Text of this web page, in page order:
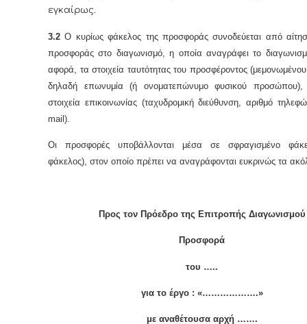
εγκαίρως.
3.2 Ο κυρίως φάκελος της προσφοράς συνοδεύεται από
προσφοράς στο διαγωνισμό, η οποία αναγράφει το
αφορά, τα στοιχεία ταυτότητας του προσφέροντος
δηλαδή επωνυμία (ή ονοματεπώνυμο φυσικού προσώπου),
στοιχεία επικοινωνίας (ταχυδρομική διεύθυνση, αριθμό
mail).
Οι προσφορές υποβάλλονται μέσα σε σφραγισμένο
φάκελος), στον οποίο πρέπει να αναγράφονται ευκρινώς τα
Προς τον Πρόεδρο της Επιτροπής Διαγωνισμού
Προσφορά
του …..
για το έργο : «……………….»
με αναθέτουσα αρχή …….